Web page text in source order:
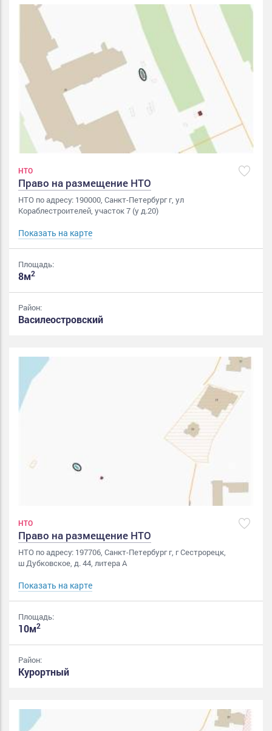
НТО
Право на размещение НТО
НТО по адресу: 190000, Санкт-Петербург г, ул
Кораблестроителей, участок 7 (у д.20)
Показать на карте
Площадь:
8м2
Район:
Василеостровский
НТО
Право на размещение НТО
НТО по адресу: 197706, Санкт-Петербург г, г Сестрорецк,
ш Дубковское, д. 44, литера А
Показать на карте
Площадь:
10м2
Район:
Курортный